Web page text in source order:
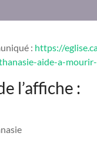
: https://
aide-a-
l’affiche :